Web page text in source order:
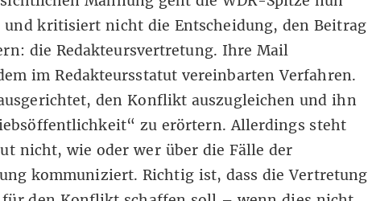
kritisiert nicht die Entscheidung, den Beitrag
die Redakteursvertretung. Ihre Mail
im Redakteursstatut vereinbarten Verfahren.
den Konflikt auszugleichen und ihn
zu erörtern. Allerdings steht
nicht, wie oder wer über die Fälle der
kommuniziert. Richtig ist, dassdie Vertretung